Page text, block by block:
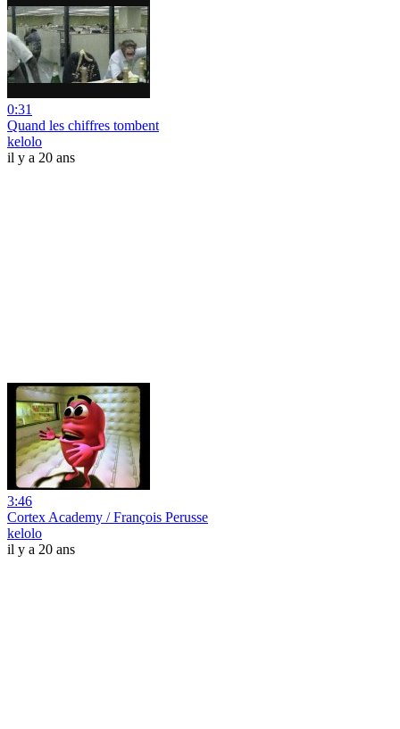
0:31
Quand les chiffres tombent
kelolo
il y a 20 ans
3:46
Cortex Academy / François Perusse
kelolo
il y a 20 ans